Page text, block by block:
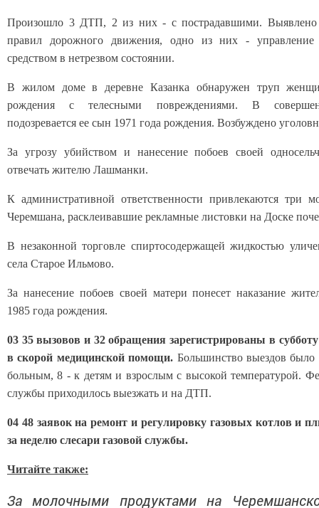
Произошло 3 ДТП, 2 из них - с пострадавшими. Выявлено
правил дорожного движения, одно из них - управление
средством в нетрезвом состоянии.
В жилом доме в деревне Казанка обнаружен труп
рождения с телесными повреждениями. В
подозревается ее сын 1971 года рождения. Возбуждено
За угрозу убийством и нанесение побоев своей
отвечать жителю Лашманки.
К административной ответственности привлекаются три
Черемшана, расклеивавшие рекламные листовки на Доске
В незаконной торговле спиртосодержащей жидкостью
села Старое Ильмово.
За нанесение побоев своей матери понесет наказание
1985 года рождения.
03 35 вызовов и 32 обращения зарегистрированы в субботу
в скорой медицинской помощи. Большинство выездов было
больным, 8 - к детям и взрослым с высокой температурой.
службы приходилось выезжать и на ДТП.
04 48 заявок на ремонт и регулировку газовых котлов и
за неделю слесари газовой службы.
Читайте также:
За молочными продуктами на